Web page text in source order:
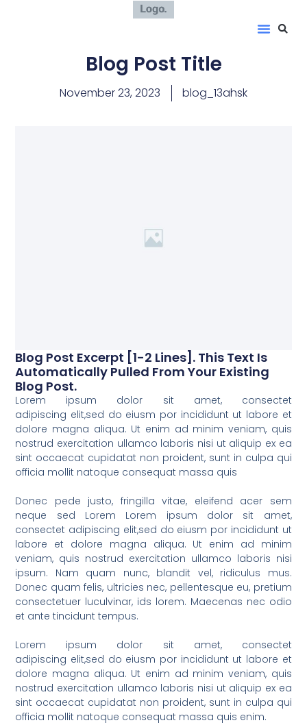
Blog Post Title
November 23, 2023 blog_13ahsk
Blog Post Excerpt [1-2 Lines]. This Text Is
Automatically Pulled From Your Existing
Blog Post.
Lorem ipsum dolor sit amet, consectet
adipiscing elit,sed do eiusm por incididunt ut labore et
dolore magna aliqua. Ut enim ad minim veniam, quis
nostrud exercitation ullamco laboris nisi ut aliquip ex ea
sint occaecat cupidatat non proident, sunt in culpa qui
officia mollit natoque consequat massa quis
Donec pede justo, fringilla vitae, eleifend acer sem
neque sed Lorem Lorem ipsum dolor sit amet,
consectet adipiscing elit,sed do eiusm por incididunt ut
labore et dolore magna aliqua. Ut enim ad minim
veniam, quis nostrud exercitation ullamco laboris nisi
ipsum. Nam quam nunc, blandit vel, ridiculus mus.
Donec quam felis, ultricies nec, pellentesque eu, pretium
consectetuer luculvinar, ids lorem. Maecenas nec odio
et ante tincidunt tempus.
Lorem ipsum dolor sit amet, consectet
adipiscing elit,sed do eiusm por incididunt ut labore et
dolore magna aliqua. Ut enim ad minim veniam, quis
nostrud exercitation ullamco laboris nisi ut aliquip ex ea
sint occaecat cupidatat non proident, sunt in culpa qui
officia mollit natoque consequat massa quis enim.